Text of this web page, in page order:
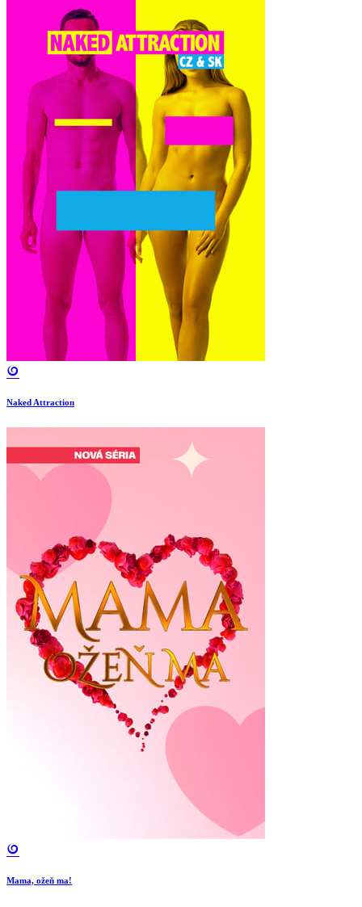
Naked Attraction
Mama, ožeň ma!